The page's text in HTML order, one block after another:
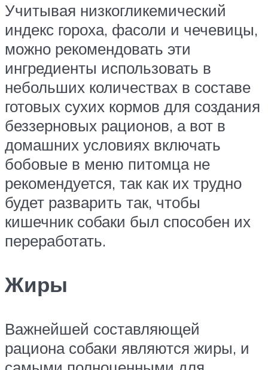
Учитывая низкогликемический
индекс гороха, фасоли и чечевицы,
можно рекомендовать эти
ингредиенты использовать в
небольших количествах в составе
готовых сухих кормов для создания
беззерновых рационов, а вот в
домашних условиях включать
бобовые в меню питомца не
рекомендуется, так как их трудно
будет разварить так, чтобы
кишечник собаки был способен их
переработать.
Жиры
Важнейшей составляющей
рациона собаки являются жиры, и